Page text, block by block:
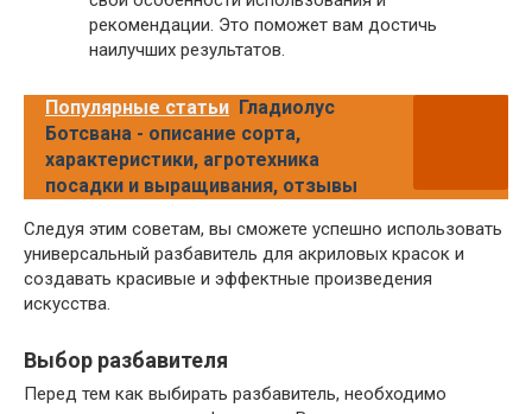
рекомендации. Это поможет вам достичь
наилучших результатов.
Популярные статьи Гладиолус
Ботсвана - описание сорта,
характеристики, агротехника
посадки и выращивания, отзывы
Следуя этим советам, вы сможете успешно использовать
универсальный разбавитель для акриловых красок и
создавать красивые и эффектные произведения
искусства.
Выбор разбавителя
Перед тем как выбирать разбавитель, необходимо